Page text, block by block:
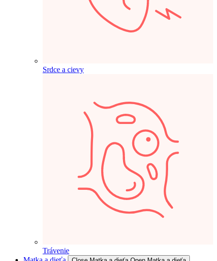
Srdce a cievy
Trávenie